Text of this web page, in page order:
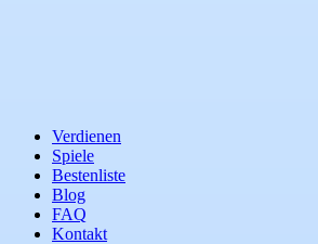
Verdienen
Spiele
Bestenliste
Blog
FAQ
Kontakt